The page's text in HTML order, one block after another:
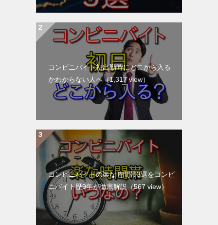
コンビニバイト初出勤時にどこから入る
かわからない人へ（1,317 view）
コンビニバイトの楽な時間帯3選をコンビ
ニバイト歴9年が徹底解説 （567 view）